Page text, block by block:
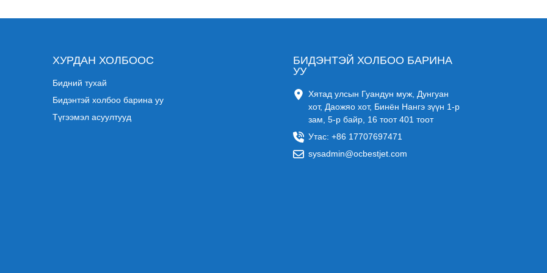
ХУРДАН ХОЛБООС
Бидний тухай
Бидэнтэй холбоо барина уу
Түгээмэл асуултууд
БИДЭНТЭЙ ХОЛБОО БАРИНА
УУ
Хятад улсын Гуандун муж, Дунгуан
хот, Даожяо хот, Бинён Нангэ зүүн 1-р
зам, 5-р байр, 16 тоот 401 тоот
Утас: +86 17707697471
sysadmin@ocbestjet.com